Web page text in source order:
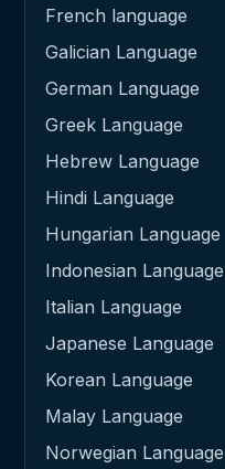
French language
Galician Language
German Language
Greek Language
Hebrew Language
Hindi Language
Hungarian Language
Indonesian Language
Italian Language
Japanese Language
Korean Language
Malay Language
Norwegian Language